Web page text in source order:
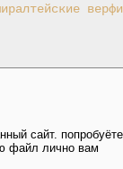
верфи
сайт.
файл лично вам